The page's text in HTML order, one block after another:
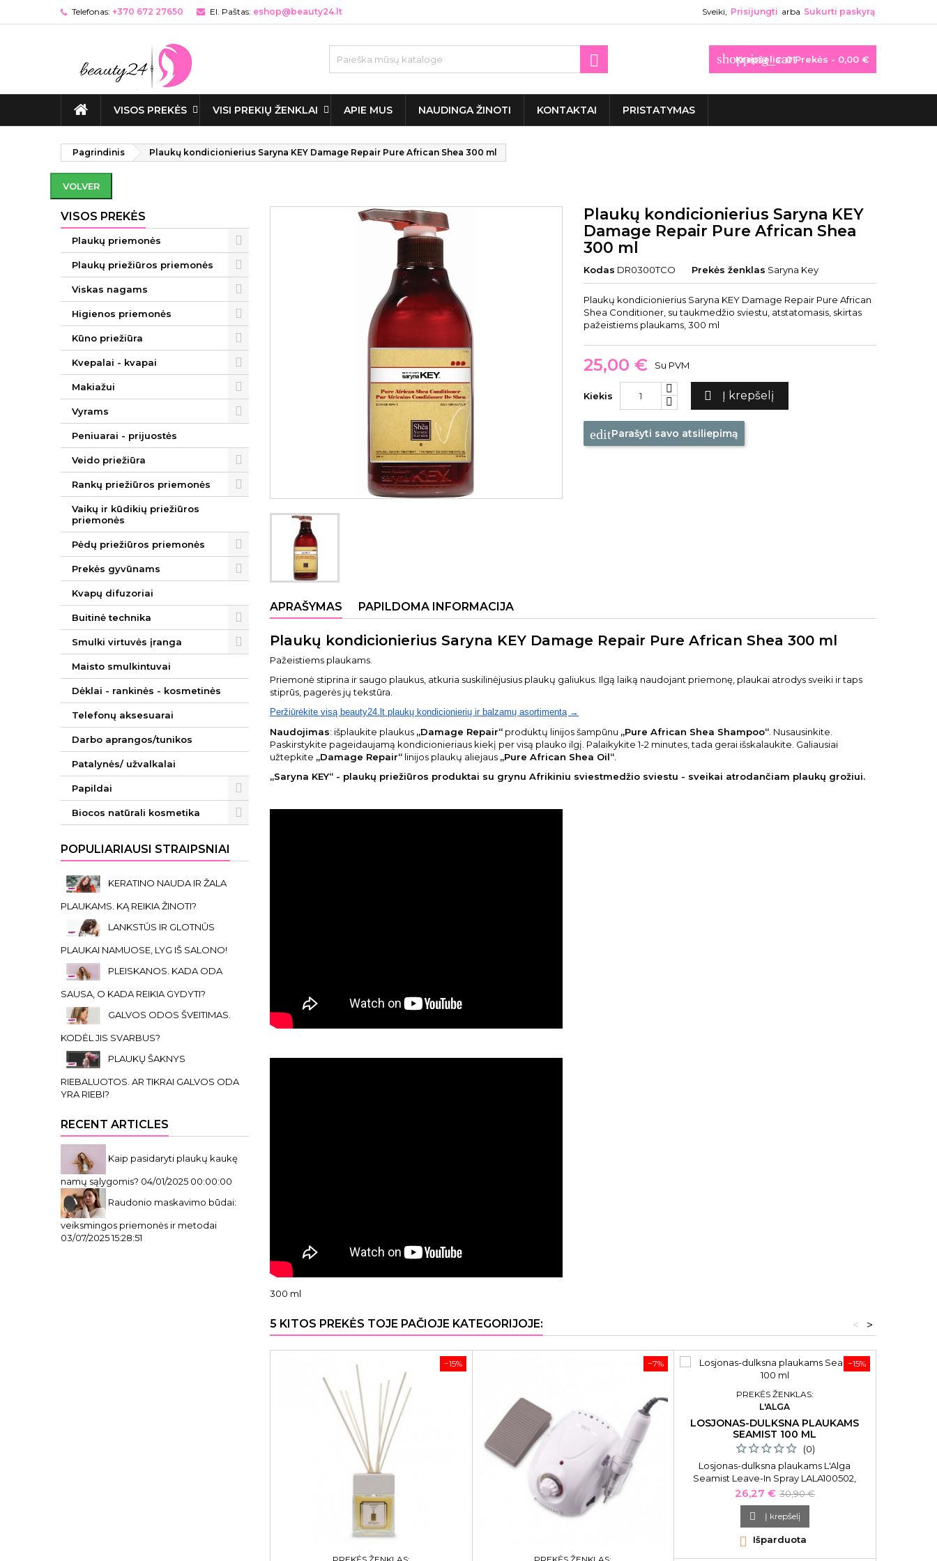
Telefonas: +370 672 27650 El. Paštas: eshop@beauty24.lt Sveiki, Prisijungti arba Sukurti paskyrą
shopping_cart
Krepšelis: 0Prekės - 0,00 €

VISOS PREKĖS VISI PREKIŲ ŽENKLAI APIE MUS NAUDINGA ŽINOTI KONTAKTAI PRISTATYMAS
Pagrindinis Plaukų kondicionierius Saryna KEY Damage Repair Pure African Shea 300 ml
VOLVER
VISOS PREKĖS
Plaukų priemonės
Plaukų priežiūros priemonės
Viskas nagams
Higienos priemonės
Kūno priežiūra
Kvepalai - kvapai
Makiažui
Vyrams
Peniuarai - prijuostės
Veido priežiūra
Rankų priežiūros priemonės
Vaikų ir kūdikių priežiūros
priemonės
Pėdų priežiūros priemonės
Prekės gyvūnams
Kvapų difuzoriai
Buitinė technika
Smulki virtuvės įranga
Maisto smulkintuvai
Dėklai - rankinės - kosmetinės
Telefonų aksesuarai
Darbo aprangos/tunikos
Patalynės/ užvalkalai
Papildai
Biocos natūrali kosmetika
POPULIARIAUSI STRAIPSNIAI
KERATINO NAUDA IR ŽALA
PLAUKAMS. KĄ REIKIA ŽINOTI?
LANKSTŪS IR GLOTNŪS
PLAUKAI NAMUOSE, LYG IŠ SALONO!
PLEISKANOS. KADA ODA
SAUSA, O KADA REIKIA GYDYTI?
GALVOS ODOS ŠVEITIMAS.
KODĖL JIS SVARBUS?
PLAUKŲ ŠAKNYS
RIEBALUOTOS. AR TIKRAI GALVOS ODA
YRA RIEBI?
RECENT ARTICLES
Kaip pasidaryti plaukų kaukę
namų sąlygomis? 04/01/2025 00:00:00
Raudonio maskavimo būdai:
veiksmingos priemonės ir metodai
03/07/2025 15:28:51
Plaukų kondicionierius Saryna KEY
Damage Repair Pure African Shea
300 ml
Kodas DR0300TCO Prekės ženklas Saryna Key
Plaukų kondicionierius Saryna KEY Damage Repair Pure African
Shea Conditioner, su taukmedžio sviestu, atstatomasis, skirtas
pažeistiems plaukams, 300 ml
25,00 € Su PVM
Kiekis  Į krepšelį
editParašyti savo atsiliepimą
APRAŠYMAS PAPILDOMA INFORMACIJA
Plaukų kondicionierius Saryna KEY Damage Repair Pure African Shea 300 ml
Pažeistiems plaukams.
Priemonė stiprina ir saugo plaukus, atkuria suskilinėjusius plaukų galiukus. Ilgą laiką naudojant priemonę, plaukai atrodys sveiki ir taps
stiprūs, pagerės jų tekstūra.
Peržiūrėkite visą beauty24.lt plaukų kondicionierių ir balzamų asortimentą →
Naudojimas: išplaukite plaukus „Damage Repair“ produktų linijos šampūnu „Pure African Shea Shampoo“ . Nusausinkite.
Paskirstykite pageidaujamą kondicionieriaus kiekį per visą plauko ilgį. Palaikykite 1-2 minutes, tada gerai išskalaukite. Galiausiai
užtepkite „Damage Repair“ linijos plaukų aliejaus „Pure African Shea Oil“
„Saryna KEY“ - plaukų priežiūros produktai su grynu Afrikiniu sviestmedžio sviestu - sveikai atrodančiam plaukų grožiui.
300 ml
5 KITOS PREKĖS TOJE PAČIOJE KATEGORIJOJE: >
<
−15%
PREKĖS ŽENKLAS:
−7%
PREKĖS ŽENKLAS:
−15%
PREKĖS ŽENKLAS:
L'ALGA
LOSJONAS-DULKSNA PLAUKAMS
SEAMIST 100 ML
(0)
Losjonas-dulksna plaukams L'Alga
Seamist Leave-In Spray LALA100502,
glotnina plaukus, palengvina plaukų
iššukavimą, 100 ml
Kaina
26,27 € Bazinė
kaina
30,90 €
 Į krepšelį
 Išparduota